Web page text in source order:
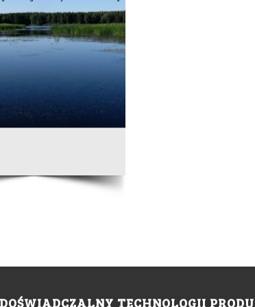
TECHNOLOGII